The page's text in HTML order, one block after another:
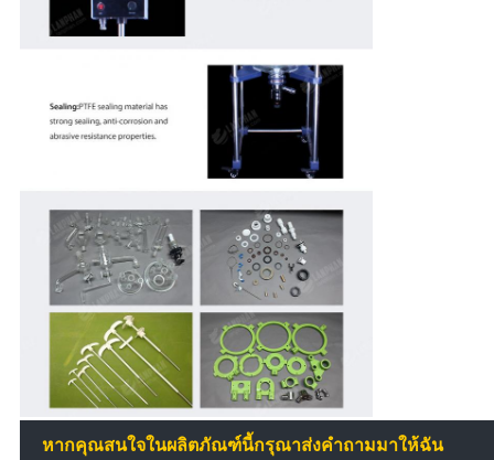
หากคุณสนใจในผลิตภัณฑ์นี้กรุณาส่งคำถามมาให้ฉัน